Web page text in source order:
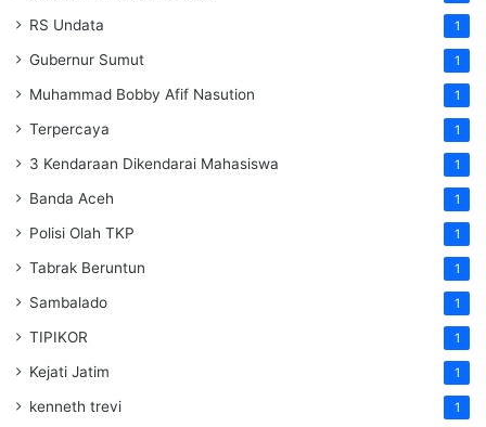
RS Undata 1
Gubernur Sumut 1
Muhammad Bobby Afif Nasution 1
Terpercaya 1
3 Kendaraan Dikendarai Mahasiswa 1
Banda Aceh 1
Polisi Olah TKP 1
Tabrak Beruntun 1
Sambalado 1
TIPIKOR 1
Kejati Jatim 1
kenneth trevi 1